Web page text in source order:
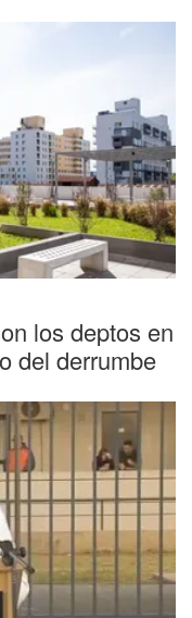
los deptos en
del derrumbe